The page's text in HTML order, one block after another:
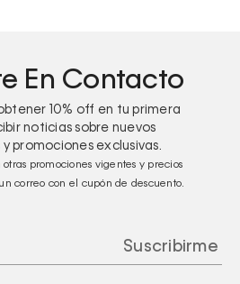
En Contacto
10% off en tu primera
noticias sobre nuevos
promociones exclusivas.
promociones vigentes y precios
correo con el cupón de descuento.